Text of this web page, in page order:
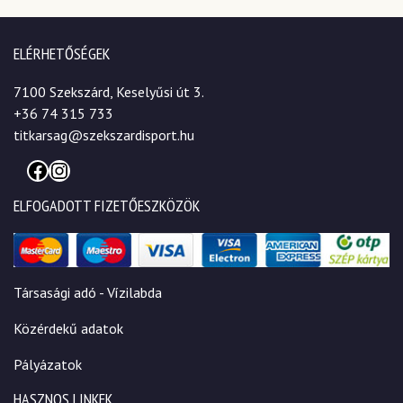
ELÉRHETŐSÉGEK
7100 Szekszárd, Keselyűsi út 3.
+36 74 315 733
titkarsag@szekszardisport.hu
Facebook
Instagram
ELFOGADOTT FIZETŐESZKÖZÖK
Társasági adó - Vízilabda
Közérdekű adatok
Pályázatok